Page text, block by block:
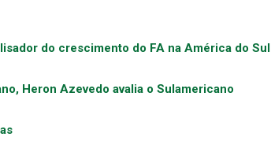
do crescimento do FA na América do Sul
Heron Azevedo avalia o Sulamericano